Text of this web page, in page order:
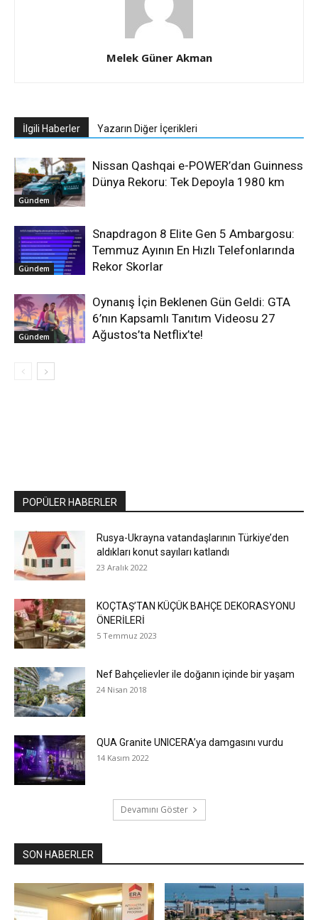
Melek Güner Akman
İlgili Haberler Yazarın Diğer İçerikleri
Gündem
Nissan Qashqai e-POWER’dan Guinness
Dünya Rekoru: Tek Depoyla 1980 km
Gündem
Snapdragon 8 Elite Gen 5 Ambargosu:
Temmuz Ayının En Hızlı Telefonlarında
Rekor Skorlar
Gündem
Oynanış İçin Beklenen Gün Geldi: GTA
6’nın Kapsamlı Tanıtım Videosu 27
Ağustos’ta Netflix’te!
POPÜLER HABERLER
Rusya-Ukrayna vatandaşlarının Türkiye’den
aldıkları konut sayıları katlandı
23 Aralık 2022
KOÇTAŞ’TAN KÜÇÜK BAHÇE DEKORASYONU
ÖNERİLERİ
5 Temmuz 2023
Nef Bahçelievler ile doğanın içinde bir yaşam
24 Nisan 2018
QUA Granite UNICERA’ya damgasını vurdu
14 Kasım 2022
Devamını Göster
SON HABERLER